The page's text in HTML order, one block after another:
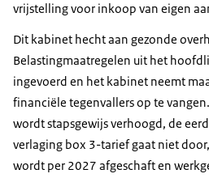
vrijstelling voor inkoop van eigen
Dit kabinet hecht aan gezonde
Belastingmaatregelen uit het
ingevoerd en het kabinet neemt
financiële tegenvallers op te
wordt stapsgewijs verhoogd, de
verlaging box 3-tarief gaat niet
wordt per 2027 afgeschaft en